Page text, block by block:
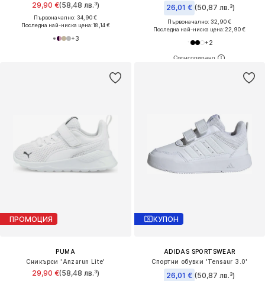
29,90 €(58,48 лв.³)
Първоначално: 34,90 €
Последна най-ниска цена:18,14 €
+3
26,01 € (50,87 лв.³)
Първоначално: 32,90 €
Последна най-ниска цена:22,90 €
+2
ПРОМОЦИЯ
PUMA
Сникърси 'Anzarun Lite'
29,90 €(58,48 лв.³)
КУПОН
ADIDAS SPORTSWEAR
Спортни обувки 'Tensaur 3.0'
26,01 € (50,87 лв.³)